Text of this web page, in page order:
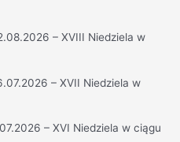
– XVIII Niedziela w
– XVII Niedziela w
– XVI Niedziela w ciągu